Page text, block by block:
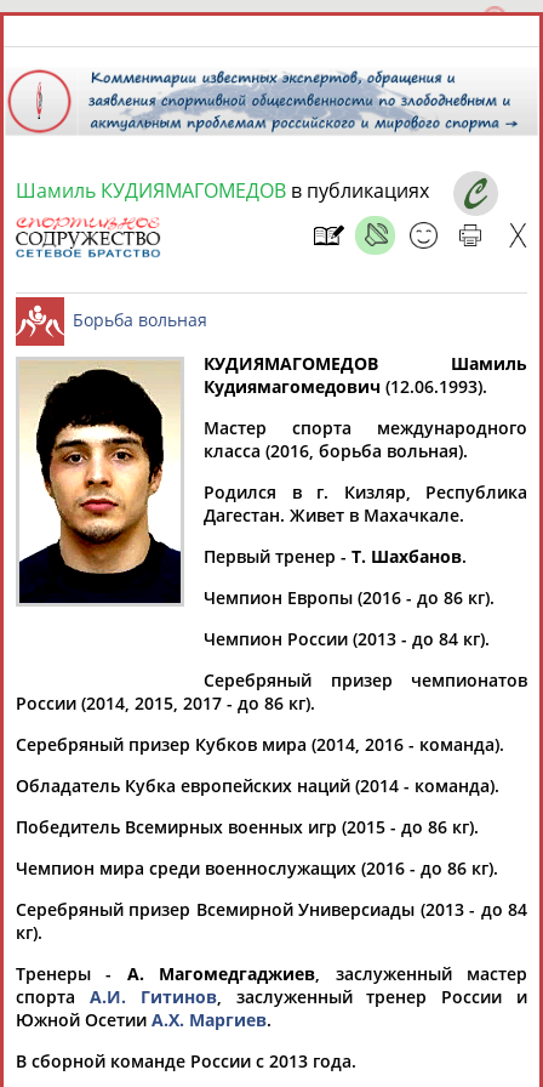
9 августа 2026 года,12:22
СПОРТСМЕНЫ, ТРЕНЕРЫ И СПЕЦИАЛИСТЫ
Найдено: 1персона Расширенный поиск
Шамиль
КУДИЯМАГОМЕДОВ
Ваш запрос: "Шамиль КУДИЯМАГОМЕДОВ"
Документы 1-10 из 12 найденных уникальных документов
Борцы-вольники Заур Угуев, Владислав Валиев, Анзор
...кг 1. Владислав Валиев (Алания - Северная Осетия). 2.
(2:2). Владислав Валиев одержал победу над Шамилем
Кудиямагомедовым
в финале соревнований в весовой
категории до...
(Проект:
14.06.2017
Сборная России по вольной борьбе стала серебряным
призером Кубка мира в США
Шамиль Кудиямагомедов(до 86 кг), Абдусалам Гадисов (до
Шамиль КУДИЯМАГОМЕДОВ в публикациях
Борьба вольная
КУДИЯМАГОМЕДОВ Шамиль
Кудиямагомедович (12.06.1993).
Мастер спорта международного
класса (2016, борьба вольная).
Родился в г. Кизляр, Республика
Дагестан. Живет в Махачкале.
Первый тренер - Т. Шахбанов.
Чемпион Европы (2016 - до 86 кг).
Чемпион России (2013 - до 84 кг).
Серебряный призер чемпионатов
России (2014, 2015, 2017 - до 86 кг).
Серебряный призер Кубков мира (2014, 2016 - команда).
Обладатель Кубка европейских наций (2014 - команда).
Победитель Всемирных военных игр (2015 - до 86 кг).
Чемпион мира среди военнослужащих (2016 - до 86 кг).
Серебряный призер Всемирной Универсиады (2013 - до 84
кг).
Тренеры - А. Магомедгаджиев, заслуженный мастер
спорта А.И. Гитинов, заслуженный тренер России и
Южной Осетии А.Х. Маргиев.
В сборной команде России с 2013 года.